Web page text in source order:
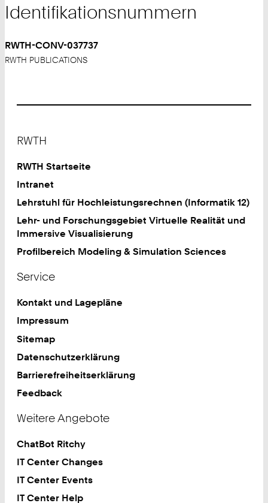
Identifikationsnummern
RWTH-CONV-037737
RWTH PUBLICATIONS
RWTH
RWTH Startseite
Intranet
Lehrstuhl für Hochleistungsrechnen (Informatik 12)
Lehr- und Forschungsgebiet Virtuelle Realität und
Immersive Visualisierung
Profilbereich Modeling & Simulation Sciences
Service
Kontakt und Lagepläne
Impressum
Sitemap
Datenschutzerklärung
Barrierefreiheitserklärung
Feedback
Weitere Angebote
ChatBot Ritchy
IT Center Changes
IT Center Events
IT Center Help